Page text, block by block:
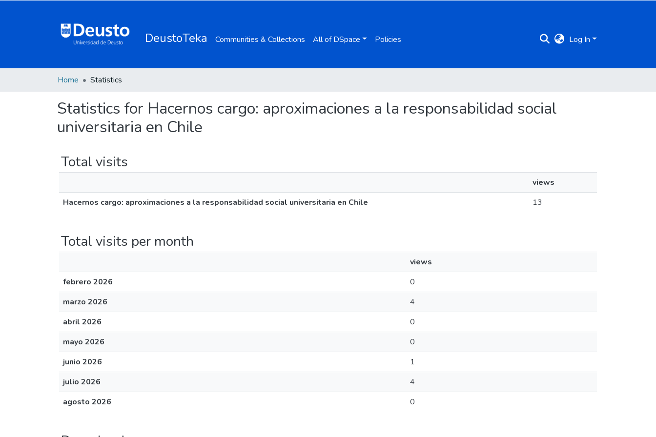
DeustoTeka Communities & Collections All of DSpace Policies Log In
Home Statistics
Statistics for Hacernos cargo: aproximaciones a la responsabilidad social
universitaria en Chile
Total visits
views
Hacernos cargo: aproximaciones a la responsabilidad social universitaria en Chile
13
Total visits per month
views
febrero 2026
0
marzo 2026
4
abril 2026
0
mayo 2026
0
junio 2026
1
julio 2026
4
agosto 2026
0